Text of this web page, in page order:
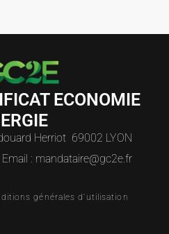
ECONOMIE
Herriot 69002 LYON
: mandataire@gc2e.fr
générales d'utilisation